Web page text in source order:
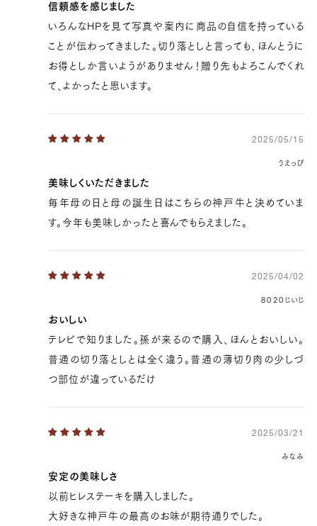
信頼感を感じました
いろんなHPを見て写真や案内に商品の自信を持っている
ことが伝わってきました。切り落としと言っても、ほんとうに
お得としか言いようがありません！贈り先もよろこんでくれ
て、よかったと思います。
2025/05/15
うえっぴ
美味しくいただきました
毎年母の日と母の誕生日はこちらの神戸牛と決めていま
す。今年も美味しかったと喜んでもらえました。
2025/04/02
８０２０じいじ
おいしい
テレビで知りました。孫が来るので購入、ほんとおいしい。
普通の切り落としとは全く違う。普通の薄切り肉の少しづ
つ部位が違っているだけ
2025/03/21
みなみ
安定の美味しさ
以前ヒレステーキを購入しました。
大好きな神戸牛の最高のお味が期待通りでした。